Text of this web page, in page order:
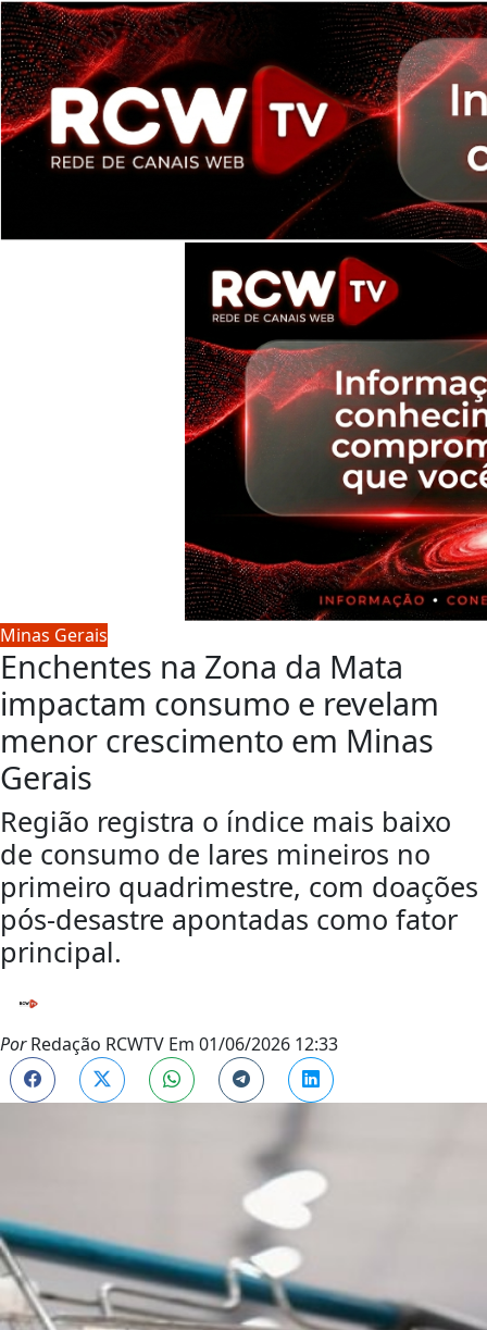
Minas Gerais
Enchentes na Zona da Mata
impactam consumo e revelam
menor crescimento em Minas
Gerais
Região registra o índice mais baixo
de consumo de lares mineiros no
primeiro quadrimestre, com doações
pós-desastre apontadas como fator
principal.
PorRedação RCWTV Em 01/06/2026 12:33